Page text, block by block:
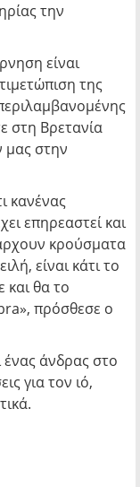
την
είναι
της
στη Βρετανία
μας στην
κανένας
επηρεαστεί και
κρούσματα
είναι κάτι το
και θα το
πρόσθεσε ο
ένας άνδρας στο
για τον ιό,